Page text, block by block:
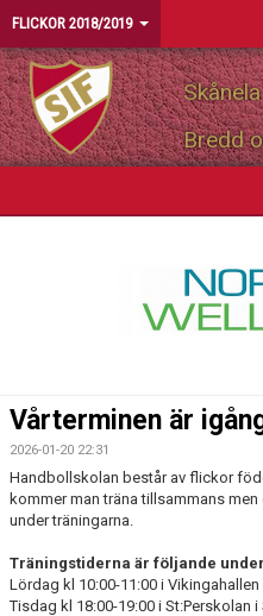
FLICKOR 2018/2019
Bredd
TRUPPEN
BILDGALLERI
KONTAKT
Vårterminen är
2026-01-20 22:31
Handbollskolan består av flickor
kommer man träna tillsammans
under träningarna.
Träningstiderna är följande
Lördag kl 10:00-11:00 i Vikingahallen
Tisdag kl 18:00-19:00 i St:Perskolan i